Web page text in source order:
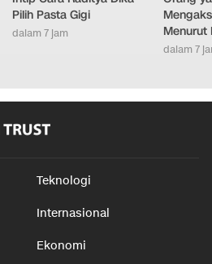
Pilih Pasta Gigi
dalam 7 jam
Menurut
dalam 7
Teknologi
Internasional
Ekonomi